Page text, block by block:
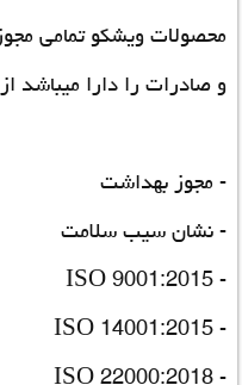
محصولات ویشکو تمامی
و صادرات را دارا میباشد
- مجوز بهداشت
- نشان سیب سلامت
- ISO 9001:2015
- ISO 14001:2015